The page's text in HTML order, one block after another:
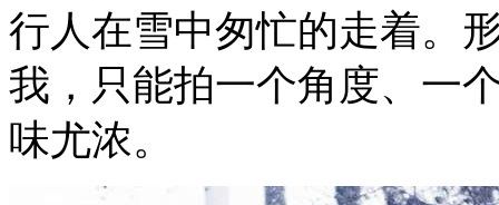
行人在雪中匆忙的走着。
我，只能拍一个角度、一
味尤浓。